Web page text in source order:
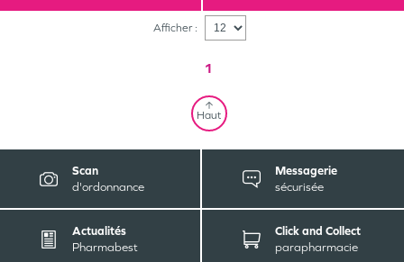
Afficher :
1
Haut
Scan
d'ordonnance
Messagerie
sécurisée
Actualités
Pharmabest
Click and Collect
parapharmacie